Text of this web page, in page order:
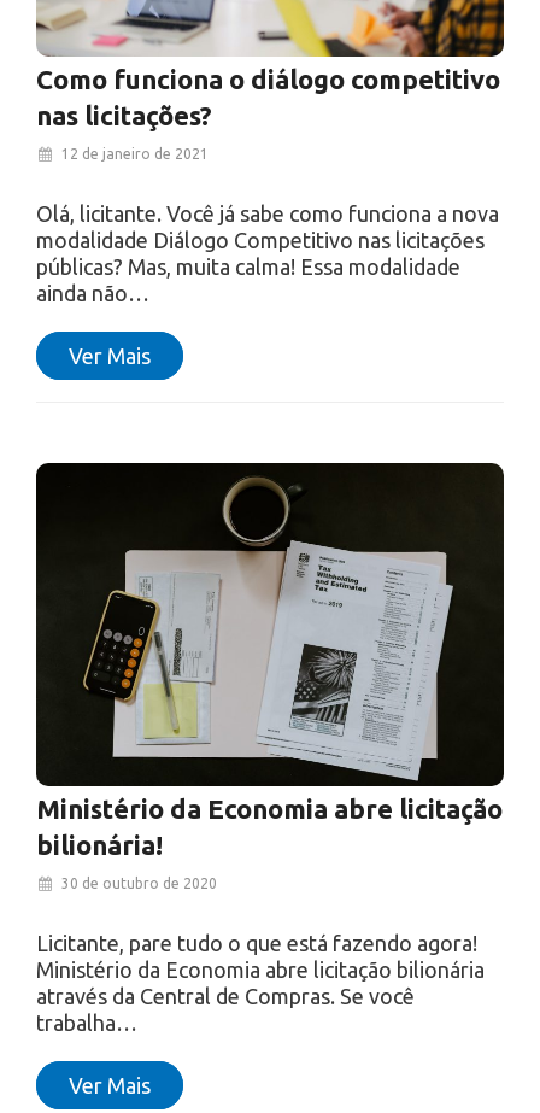
Como funciona o diálogo competitivo
nas licitações?
12 de janeiro de 2021
Olá, licitante. Você já sabe como funciona a nova
modalidade Diálogo Competitivo nas licitações
públicas? Mas, muita calma! Essa modalidade
ainda não…
Ver Mais
Ministério da Economia abre licitação
bilionária!
30 de outubro de 2020
Licitante, pare tudo o que está fazendo agora!
Ministério da Economia abre licitação bilionária
através da Central de Compras. Se você
trabalha…
Ver Mais